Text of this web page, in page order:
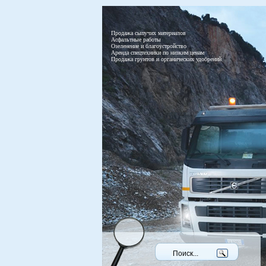
Продажа сыпучих материалов
Асфальтные работы
Озеленение и благоустройство
Аренда спецтехники по низким ценам
Продажа грунтов и органических удобрений